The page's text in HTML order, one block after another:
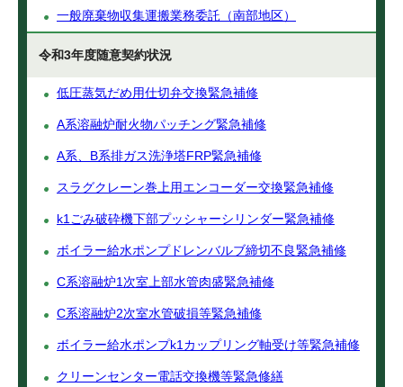
一般廃棄物収集運搬業務委託（南部地区）
令和3年度随意契約状況
低圧蒸気だめ用仕切弁交換緊急補修
A系溶融炉耐火物パッチング緊急補修
A系、B系排ガス洗浄塔FRP緊急補修
スラグクレーン巻上用エンコーダー交換緊急補修
k1ごみ破砕機下部プッシャーシリンダー緊急補修
ボイラー給水ポンプドレンバルブ締切不良緊急補修
C系溶融炉1次室上部水管肉盛緊急補修
C系溶融炉2次室水管破損等緊急補修
ボイラー給水ポンプk1カップリング軸受け等緊急補修
クリーンセンター電話交換機等緊急修繕